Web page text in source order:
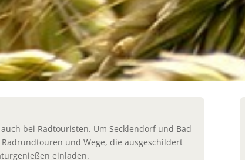
bei Radtouristen. Um Secklendorf und Bad
und Wege, die ausgeschildert
einladen.